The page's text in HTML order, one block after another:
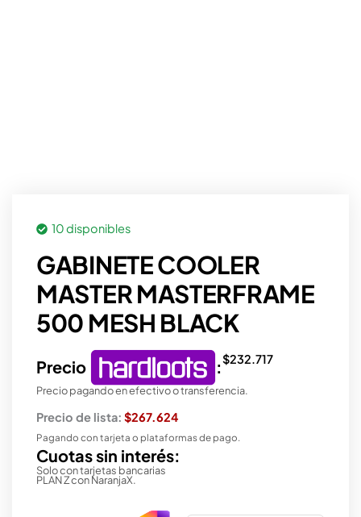
10 disponibles
GABINETE COOLER
MASTER MASTERFRAME
500 MESH BLACK
Precio :$232.717
Precio pagando en efectivo o transferencia.
Precio de lista: $267.624
Pagando con tarjeta o plataformas de pago.
Cuotas sin interés:
Solo con tarjetas bancarias
PLAN Z con NaranjaX.